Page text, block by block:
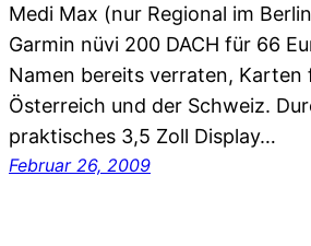
Medi Max (nur Regional im
Garmin nüvi 200 DACH für 66
Namen bereits verraten, Karten
Österreich und der Schweiz.
praktisches 3,5 Zoll Display…
Februar 26, 2009